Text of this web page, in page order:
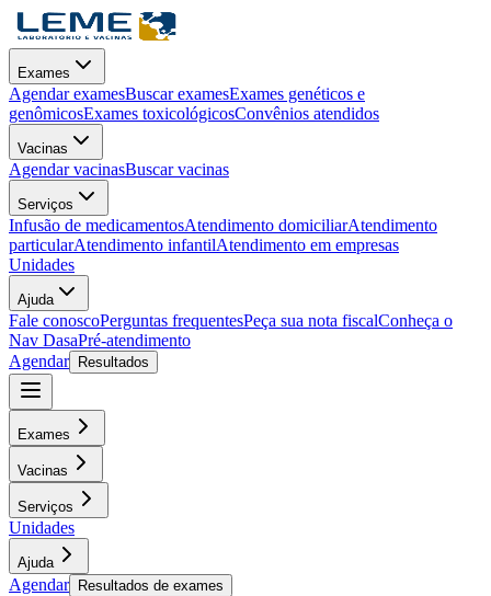
Exames
Agendar examesBuscar examesExames genéticos e
genômicosExames toxicológicosConvênios atendidos
Vacinas
Agendar vacinasBuscar vacinas
Serviços
Infusão de medicamentosAtendimento domiciliarAtendimento
particularAtendimento infantilAtendimento em empresas
Unidades
Ajuda
Fale conoscoPerguntas frequentesPeça sua nota fiscalConheça o
Nav DasaPré-atendimento
Agendar
Resultados
Exames
Vacinas
Serviços
Unidades
Ajuda
Agendar Resultados de exames